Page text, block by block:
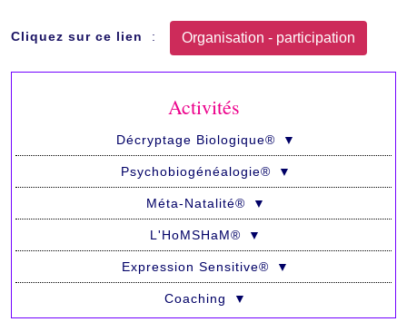
Cliquez sur ce lien :
Activités
Décryptage Biologique® ▼
Psychobio­généalogie® ▼
Méta-Natalité® ▼
L'HoMSHaM® ▼
Expression Sensitive® ▼
Coaching ▼